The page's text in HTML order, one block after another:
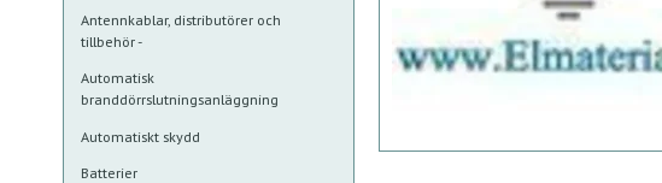
Antennkablar, distributörer och
tillbehör -
Automatisk
branddörrslutningsanläggning
Automatiskt skydd
Batterier